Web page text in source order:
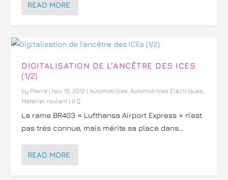
READ MORE
DIGITALISATION DE L’ANCÊTRE DES ICES
(1/2)
by Pierre | Nov 15, 2012 |Automotrices,Automotrices Éléctriques,
Matériel roulant |0
La rame BR403 « Lufthansa Airport Express » n’est
pas très connue, mais mérite sa place dans...
READ MORE